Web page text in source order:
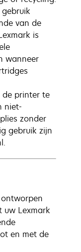
van de
is
wanneer
de printer te
niet-
zonder
gebruik zijn
uw Lexmark
en met de